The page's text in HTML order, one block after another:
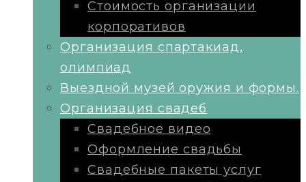
Стоимость организации
корпоративов
Организация спартакиад,
олимпиад
Выездной музей оружия и формы.
Организация свадеб
Свадебное видео
Оформление свадьбы
Свадебные пакеты услуг